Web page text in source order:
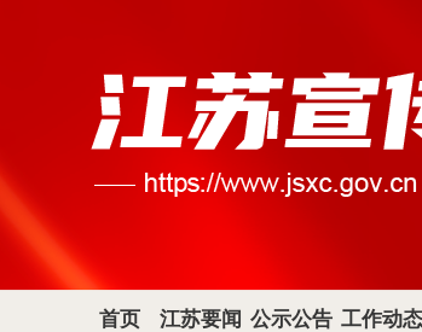
首页 江苏要闻 公示公告 工作动态